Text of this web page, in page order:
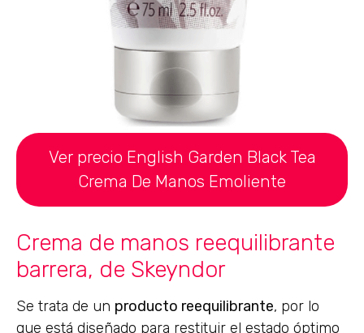
Ver precio English Garden Black Tea
Crema De Manos Emoliente
Crema de manos reequilibrante
barrera, de Skeyndor
Se trata de un producto reequilibrante, por lo
que está diseñado para restituir el estado óptimo